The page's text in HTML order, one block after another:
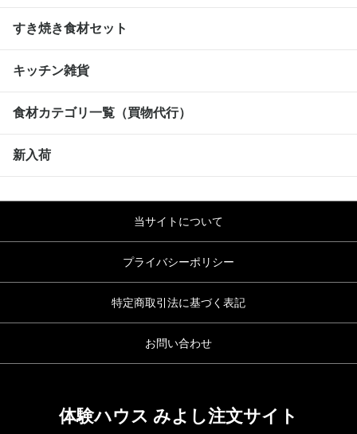
すき焼き食材セット
キッチン雑貨
食材カテゴリ一覧（買物代行）
新入荷
当サイトについて
プライバシーポリシー
特定商取引法に基づく表記
お問い合わせ
体験ハウス みよし注文サイト